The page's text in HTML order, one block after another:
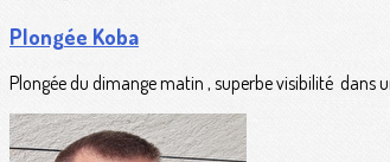
Plongée Koba
Plongée du dimange matin , superbe visibilité dans